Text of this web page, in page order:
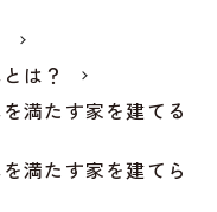
は？
満たす家を建てる
満たす家を建てら